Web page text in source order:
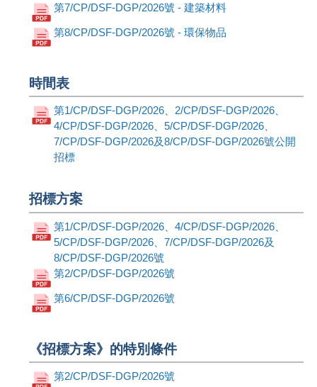
第7/CP/DSF-DGP/2026號 - 建築材料
第8/CP/DSF-DGP/2026號 - 環保物品
時間表
第1/CP/DSF-DGP/2026、2/CP/DSF-DGP/2026、
4/CP/DSF-DGP/2026、5/CP/DSF-DGP/2026、
7/CP/DSF-DGP/2026及8/CP/DSF-DGP/2026號公開
招標
招標方案
第1/CP/DSF-DGP/2026、4/CP/DSF-DGP/2026、
5/CP/DSF-DGP/2026、7/CP/DSF-DGP/2026及
8/CP/DSF-DGP/2026號
第2/CP/DSF-DGP/2026號
第6/CP/DSF-DGP/2026號
《招標方案》的特別條件
第2/CP/DSF-DGP/2026號